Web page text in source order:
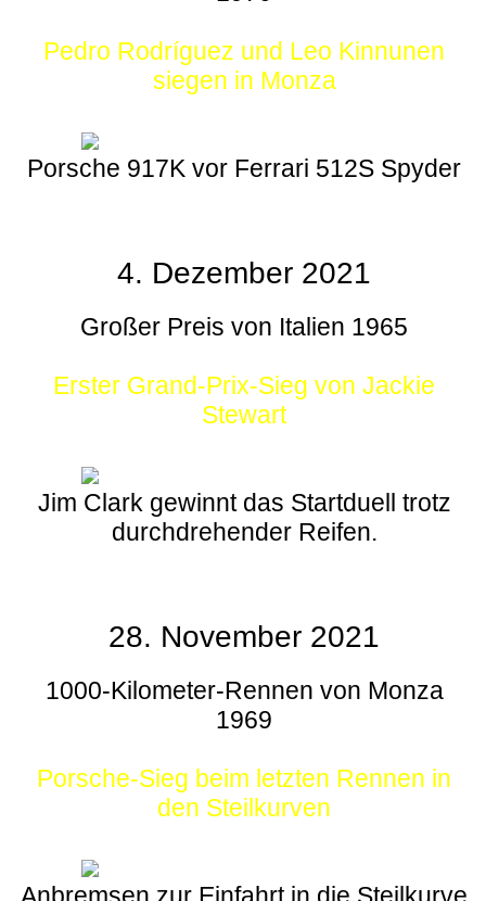
Pedro Rodríguez und Leo Kinnunen
siegen in Monza
Porsche 917K vor Ferrari 512S Spyder
4. Dezember 2021
Großer Preis von Italien 1965
Erster Grand-Prix-Sieg von Jackie
Stewart
Jim Clark gewinnt das Startduell trotz
durchdrehender Reifen.
28. November 2021
1000-Kilometer-Rennen von Monza
1969
Porsche-Sieg beim letzten Rennen in
den Steilkurven
Anbremsen zur Einfahrt in die Steilkurve